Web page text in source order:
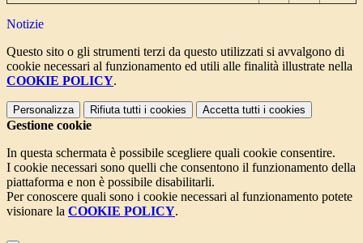
Notizie
Questo sito o gli strumenti terzi da questo utilizzati si avvalgono di
cookie necessari al funzionamento ed utili alle finalità illustrate nella
COOKIE POLICY.
Personalizza Rifiuta tutti i cookies Accetta tutti i cookies
Gestione cookie
In questa schermata è possibile scegliere quali cookie consentire.
I cookie necessari sono quelli che consentono il funzionamento della
piattaforma e non è possibile disabilitarli.
Per conoscere quali sono i cookie necessari al funzionamento potete
visionare la COOKIE POLICY.